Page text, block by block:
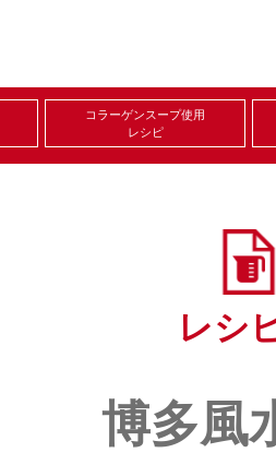
コラーゲンスープ使用
レシピ
レシ
博多風